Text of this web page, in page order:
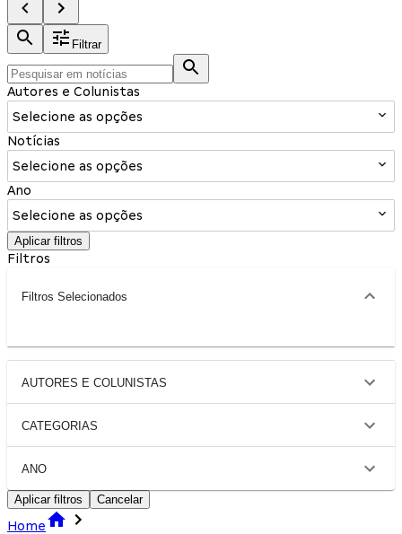
Filtrar
Autores e Colunistas
Selecione as opções
Notícias
Selecione as opções
Ano
Selecione as opções
Aplicar filtros
Filtros
Filtros Selecionados
AUTORES E COLUNISTAS
CATEGORIAS
ANO
Aplicar filtros Cancelar
Home